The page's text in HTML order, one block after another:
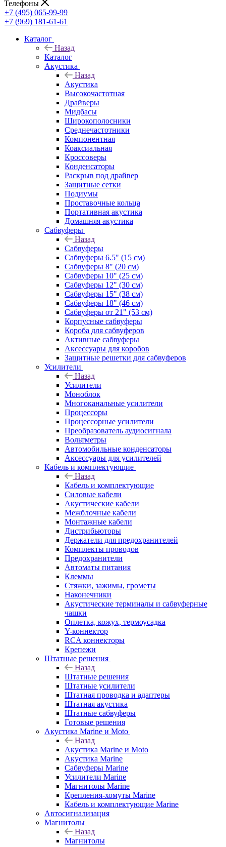
Телефоны
+7 (495) 065-99-99
+7 (969) 181-61-61
Каталог
Назад
Каталог
Акустика
Назад
Акустика
Высокочастотная
Драйверы
Мидбасы
Широкополосники
Среднечастотники
Компонентная
Коаксиальная
Кроссоверы
Конденсаторы
Раскрыв под драйвер
Защитные сетки
Подиумы
Проставочные кольца
Портативная акустика
Домашняя акустика
Сабвуферы
Назад
Сабвуферы
Сабвуферы 6.5" (15 см)
Сабвуферы 8" (20 см)
Сабвуферы 10" (25 см)
Сабвуферы 12" (30 см)
Сабвуферы 15" (38 см)
Сабвуферы 18" (46 см)
Сабвуферы от 21" (53 см)
Корпусные сабвуферы
Короба для сабвуферов
Активные сабвуферы
Аксессуары для коробов
Защитные решетки для сабвуферов
Усилители
Назад
Усилители
Моноблок
Многоканальные усилители
Процессоры
Процессорные усилители
Преобразователь аудиосигнала
Вольтметры
Автомобильные конденсаторы
Аксессуары для усилителей
Кабель и комплектующие
Назад
Кабель и комплектующие
Силовые кабели
Акустические кабели
Межблочные кабели
Монтажные кабели
Дистрибьюторы
Держатели для предохранителей
Комплекты проводов
Предохранители
Автоматы питания
Клеммы
Стяжки, зажимы, грометы
Наконечники
Акустические терминалы и сабвуферные
чашки
Оплетка, кожух, термоусадка
Y-коннектор
RCA коннекторы
Крепежи
Штатные решения
Назад
Штатные решения
Штатные усилители
Штатная проводка и адаптеры
Штатная акустика
Штатные сабвуферы
Готовые решения
Акустика Marine и Moto
Назад
Акустика Marine и Moto
Акустика Marine
Сабвуферы Marine
Усилители Marine
Магнитолы Marine
Крепления-хомуты Marine
Кабель и комплектующие Marine
Автосигнализация
Магнитолы
Назад
Магнитолы